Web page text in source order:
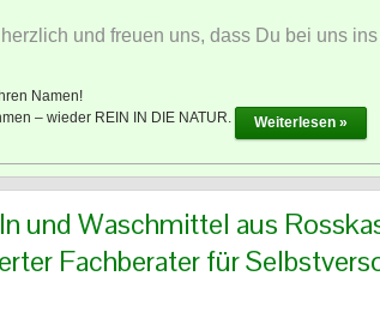
und freuen uns, dass Du bei uns
Namen!
– wieder REIN IN DIE NATUR.
Weiterlesen »
und Waschmittel aus
Fachberater für